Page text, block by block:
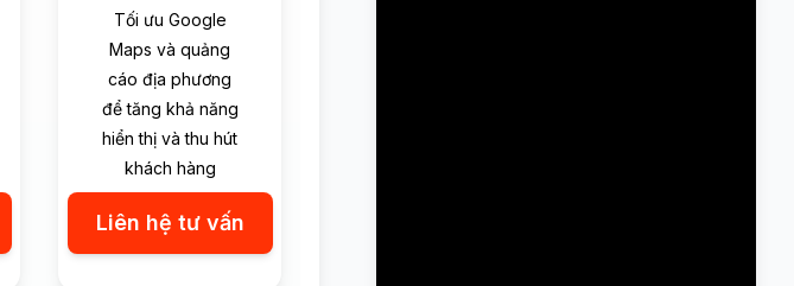
Tối ưu Google
Maps và quảng
cáo địa phương
để tăng khả năng
hiển thị và thu hút
khách hàng
Liên hệ tư vấn